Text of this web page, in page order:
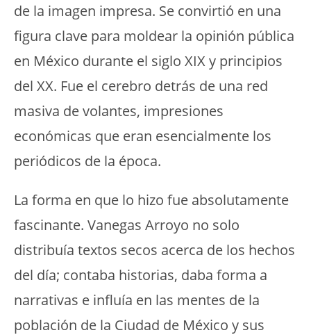
de la imagen impresa. Se convirtió en una
figura clave para moldear la opinión pública
en México durante el siglo XIX y principios
del XX. Fue el cerebro detrás de una red
masiva de volantes, impresiones
económicas que eran esencialmente los
periódicos de la época.
La forma en que lo hizo fue absolutamente
fascinante. Vanegas Arroyo no solo
distribuía textos secos acerca de los hechos
del día; contaba historias, daba forma a
narrativas e influía en las mentes de la
población de la Ciudad de México y sus